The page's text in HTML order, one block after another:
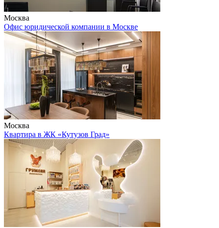
Москва
Офис юридической компании в Москве
Москва
Квартира в ЖК «Кутузов Град»